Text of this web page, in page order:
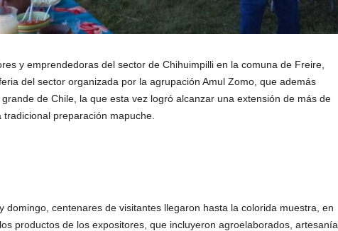
y emprendedoras del sector de Chihuimpilli en la comuna de Freire,
del sector organizada por la agrupación Amul Zomo, que además
grande de Chile, la que esta vez logró alcanzar una extensión de más de
preparación mapuche.
domingo, centenares de visitantes llegaron hasta la colorida muestra, en
productos de los expositores, que incluyeron agroelaborados, artesanía,